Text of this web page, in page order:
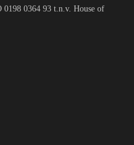
0364 93 t.n.v. House of